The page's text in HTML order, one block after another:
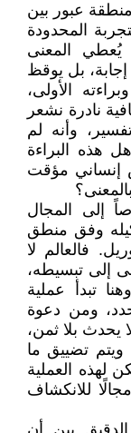
عبور بين
المحدودة
يُعطي المعنى
إجابة، بل يوقظ
الأولى،
نادرة نشعر
وأنه لم
هذه البراءة
إنساني مؤقت
إلى المجال
وفق منطق
فالعالم لا
إلى تبسيطه،
تبدأ عملية
ومن دعوة
يحدث بلا ثمن،
ويتم تضييق ما
لهذه العملية
للانكشاف